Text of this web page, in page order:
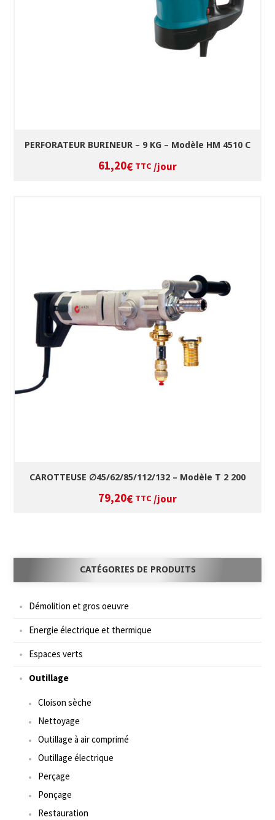
PERFORATEUR BURINEUR – 9 KG – Modèle HM 4510 C
61,20€ TTC /jour
SÉLECTIONNEZ LES DATES
CAROTTEUSE ∅45/62/85/112/132 – Modèle T 2 200
79,20€ TTC /jour
CATÉGORIES DE PRODUITS
Démolition et gros oeuvre
Energie électrique et thermique
Espaces verts
Outillage
Cloison sèche
Nettoyage
Outillage à air comprimé
Outillage électrique
Perçage
Ponçage
Restauration